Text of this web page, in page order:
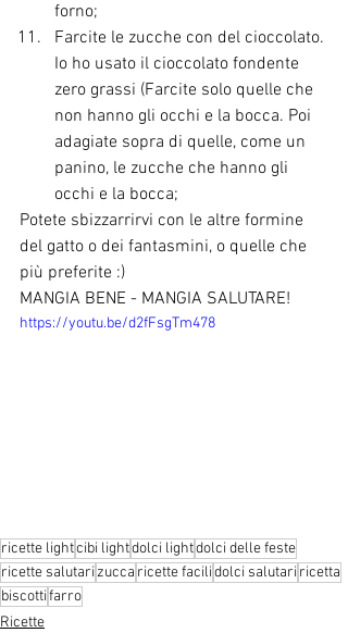
forno;
Farcite le zucche con del cioccolato.
Io ho usato il cioccolato fondente
zero grassi (Farcite solo quelle che
non hanno gli occhi e la bocca. Poi
adagiate sopra di quelle, come un
panino, le zucche che hanno gli
occhi e la bocca;
Potete sbizzarrirvi con le altre formine
del gatto o dei fantasmini, o quelle che
più preferite :)
MANGIA BENE - MANGIA SALUTARE!
https://youtu.be/d2fFsgTm478
ricette lightcibi lightdolci lightdolci delle feste
ricette salutarizucca ricette facilidolci salutari ricetta
biscottifarro
Ricette